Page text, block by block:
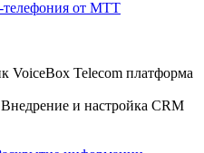
телефония от МТТ
VoiceBox Telecom платформа
Внедрение и настройка CRM